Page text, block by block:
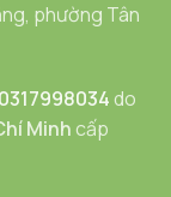
phường Tân
0317998034 do
Minh cấp